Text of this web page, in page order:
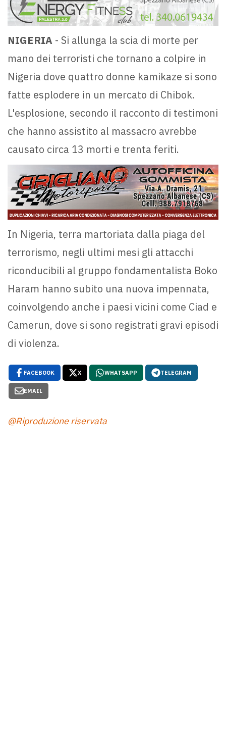
NIGERIA - Si allunga la scia di morte per
mano dei terroristi che tornano a colpire in
Nigeria dove quattro donne kamikaze si sono
fatte esplodere in un mercato di Chibok.
L'esplosione, secondo il racconto di testimoni
che hanno assistito al massacro avrebbe
causato circa 13 morti e trenta feriti.
In Nigeria, terra martoriata dalla piaga del
terrorismo, negli ultimi mesi gli attacchi
riconducibili al gruppo fondamentalista Boko
Haram hanno subito una nuova impennata,
coinvolgendo anche i paesi vicini come Ciad e
Camerun, dove si sono registrati gravi episodi
di violenza.
FACEBOOK X WHATSAPP TELEGRAM
EMAIL
@Riproduzione riservata